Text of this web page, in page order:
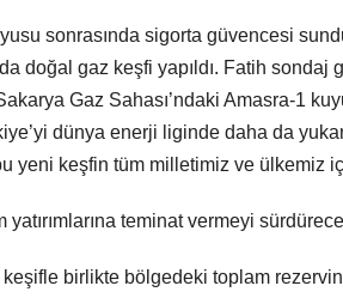
sonrasında sigorta güvencesi
doğal gaz keşfi yapıldı. Fatih sondaj
Gaz Sahası’ndaki Amasra-1
dünya enerji liginde daha da
yeni keşfin tüm milletimiz ve ülkemiz
teminat vermeyi
birlikte bölgedeki toplam rezervin